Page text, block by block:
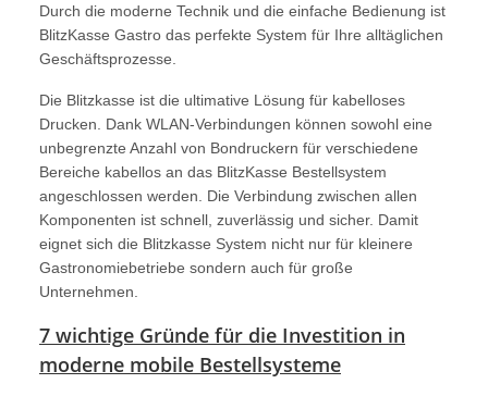
Durch die moderne Technik und die einfache Bedienung ist
BlitzKasse Gastro das perfekte System für Ihre alltäglichen
Geschäftsprozesse.
Die Blitzkasse ist die ultimative Lösung für kabelloses
Drucken. Dank WLAN-Verbindungen können sowohl eine
unbegrenzte Anzahl von Bondruckern für verschiedene
Bereiche kabellos an das BlitzKasse Bestellsystem
angeschlossen werden. Die Verbindung zwischen allen
Komponenten ist schnell, zuverlässig und sicher. Damit
eignet sich die Blitzkasse System nicht nur für kleinere
Gastronomiebetriebe sondern auch für große
Unternehmen.
7 wichtige Gründe für die Investition in
moderne mobile Bestellsysteme